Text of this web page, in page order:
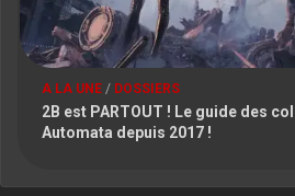
A LA UNE / DOSSIERS
2B est PARTOUT ! Le guide des
Automata depuis 2017 !